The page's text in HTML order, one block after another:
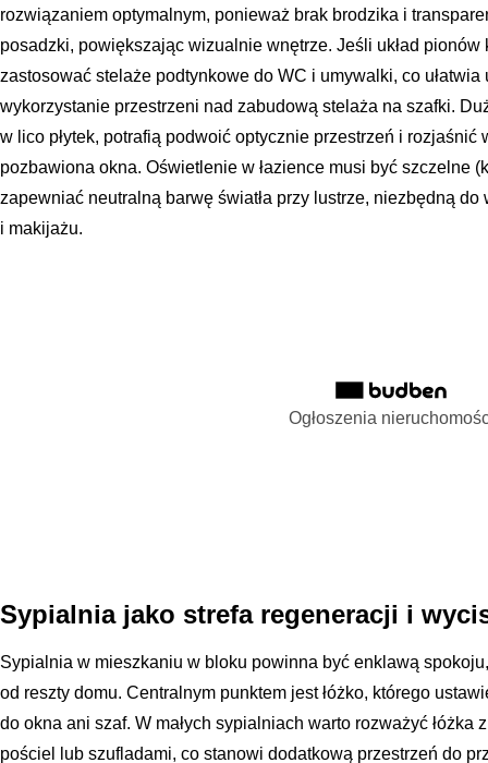
rozwiązaniem optymalnym, ponieważ brak brodzika i
posadzki, powiększając wizualnie wnętrze. Jeśli układ
zastosować stelaże podtynkowe do WC i umywalki, co
wykorzystanie przestrzeni nad zabudową stelaża na szafki.
w lico płytek, potrafią podwoić optycznie przestrzeń i rozjaśnić
pozbawiona okna. Oświetlenie w łazience musi być szczelne
zapewniać neutralną barwę światła przy lustrze, niezbędną
i makijażu.
Ogłoszenia
Sypialnia jako strefa regeneracji i
Sypialnia w mieszkaniu w bloku powinna być enklawą
od reszty domu. Centralnym punktem jest łóżko, którego
do okna ani szaf. W małych sypialniach warto rozważyć łóżka
pościel lub szufladami, co stanowi dodatkową przestrzeń do